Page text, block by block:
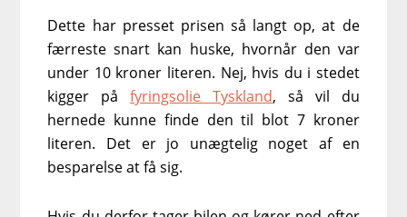
Dette har presset prisen så langt op, at de
færreste snart kan huske, hvornår den var
under 10 kroner literen. Nej, hvis du i stedet
kigger påfyringsolie Tyskland, så vil du
hernede kunne finde den til blot 7 kroner
literen. Det er jo unægtelig noget af en
besparelse at få sig.